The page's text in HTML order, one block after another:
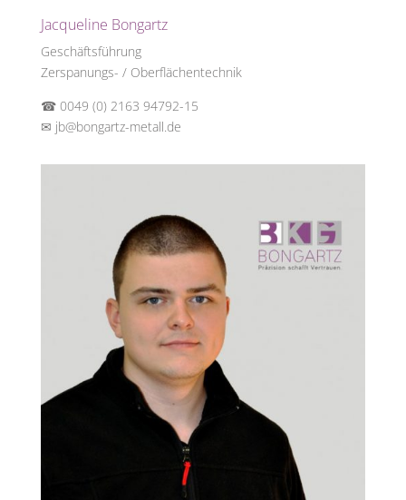
Jacqueline Bongartz
Geschäftsführung
Zerspanungs- / Oberflächentechnik
☎ 0049 (0) 2163 94792-15
✉ jb@bongartz-metall.de